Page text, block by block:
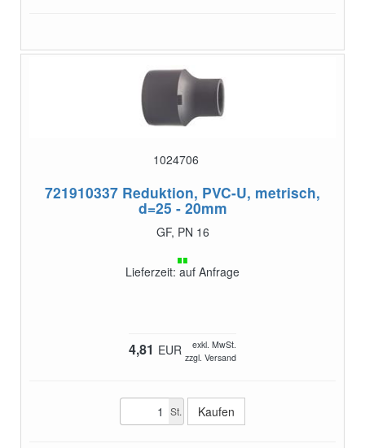
1024706
721910337 Reduktion, PVC-U, metrisch,
d=25 - 20mm
GF, PN 16
Lieferzeit: auf Anfrage
4,81 EUR
exkl. MwSt.
zzgl. Versand
St.